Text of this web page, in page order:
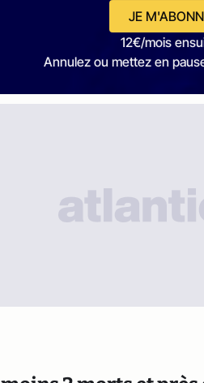
JE
12€/mois
Annulez ou mettez en